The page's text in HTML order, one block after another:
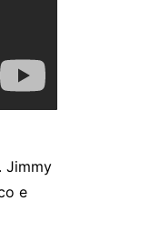
Jimmy
e